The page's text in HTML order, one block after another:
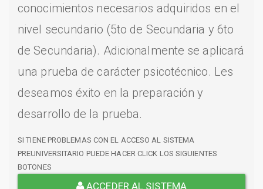
conocimientos necesarios adquiridos en el
nivel secundario (5to de Secundaria y 6to
de Secundaria). Adicionalmente se aplicará
una prueba de carácter psicotécnico. Les
deseamos éxito en la preparación y
desarrollo de la prueba.
SI TIENE PROBLEMAS CON EL ACCESO AL SISTEMA
PREUNIVERSITARIO PUEDE HACER CLICK LOS SIGUIENTES
BOTONES
ACCEDER AL SISTEMA